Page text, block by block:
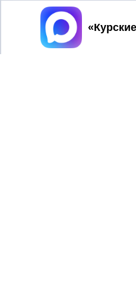
Принять